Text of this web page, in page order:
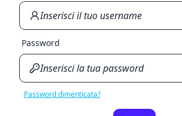
Password
Password dimenticata?